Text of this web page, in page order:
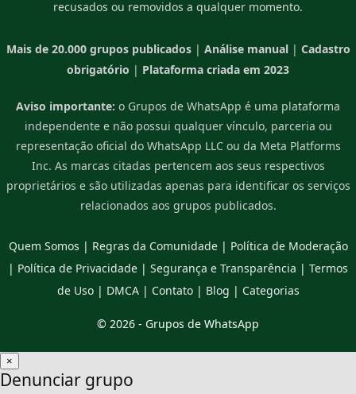
recusados ou removidos a qualquer momento.
Mais de 20.000 grupos publicados| Análise manual| Cadastro
obrigatório | Plataforma criada em 2023
Aviso importante: o Grupos de WhatsApp é uma plataforma
independente e não possui qualquer vínculo, parceria ou
representação oficial do WhatsApp LLC ou da Meta Platforms
Inc. As marcas citadas pertencem aos seus respectivos
proprietários e são utilizadas apenas para identificar os serviços
relacionados aos grupos publicados.
Quem Somos | Regras da Comunidade| Política de Moderação
| Política de Privacidade | Segurança e Transparência | Termos
de Uso| DMCA| Contato| Blog | Categorias
© 2026 - Grupos de WhatsApp
×
Denunciar grupo